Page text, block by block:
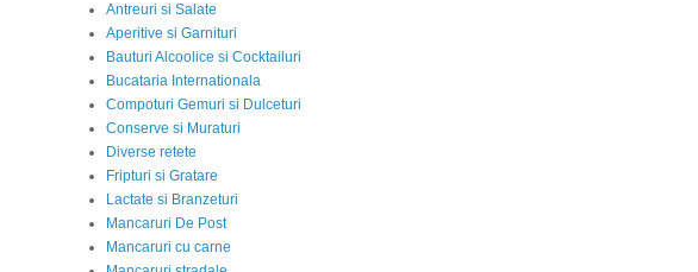
Antreuri si Salate
Aperitive si Garnituri
Bauturi Alcoolice si Cocktailuri
Bucataria Internationala
Compoturi Gemuri si Dulceturi
Conserve si Muraturi
Diverse retete
Fripturi si Gratare
Lactate si Branzeturi
Mancaruri De Post
Mancaruri cu carne